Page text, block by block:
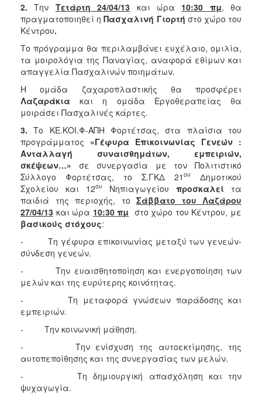
ΕΠΙΚΑΙΡΟΤΗΤΑ
ΕΠΙΣΚΕΠΤΗΣ
ΗΡΑΚΛΕΙΟ
2.Την Τετάρτη 24/04/13 και ώρα 10:30 πμ, θα
πραγματοποιηθεί ηΠασχαλινή Γιορτή στο χώρο του
Κέντρου.
Το πρόγραμμα θα περιλαμβάνει ευχέλαιο, ομιλία,
τα μοιρολόγια της Παναγίας, αναφορά εθίμων και
απαγγελία Πασχαλινών ποιημάτων.
Η ομάδα ζαχαροπλαστικής θα προσφέρει
Λαζαράκια και η ομάδα Εργοθεραπείας θα
μοιράσει Πασχαλινές κάρτες.
3.Το ΚΕ.ΚΟΙ.Φ-ΑΠΗ Φορτέτσας, στα πλαίσια του
προγράμματος «Γέφυρα Επικοινωνίας Γενεών :
Ανταλλαγή συναισθημάτων, εμπειριών,
σκέψεων…» σε συνεργασία με τον
Πολιτιστικό
Σύλλογο Φορτέτσας, το Σ.ΓΚΔ 21 ου
Δημοτικού
Σχολείου και 12ου Νηπιαγωγείου προσκαλεί τα
παιδιά της περιοχής, το Σάββατο του Λαζάρου
27/04/13 και ώρα 10:30 πμ στο χώρο του Κέντρου, με
βασικούς στόχους:
- Τη γέφυρα επικοινωνίας μεταξύ των γενεών-
σύνδεση γενεών.
- Την ευαισθητοποίηση και ενεργοποίηση των
μελών και της ευρύτερης κοινότητας.
- Τη μεταφορά γνώσεων παράδοσης και
εμπειριών.
- Την κοινωνική μάθηση.
- Την ενίσχυση της αυτοεκτίμησης, της
αυτοπεποίθησης και της συνεργασίας των μελών.
- Τη δημιουργική απασχόληση και την
ψυχαγωγία.